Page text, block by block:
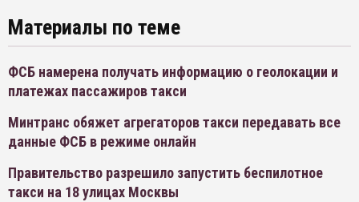
Материалы по теме
ФСБ намерена получать информацию о геолокации и
платежах пассажиров такси
Минтранс обяжет агрегаторов такси передавать все
данные ФСБ в режиме онлайн
Правительство разрешило запустить беспилотное
такси на 18 улицах Москвы